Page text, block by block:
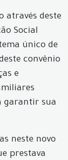
através deste
Social
único de
convênio
e
garantir sua
neste novo
prestava